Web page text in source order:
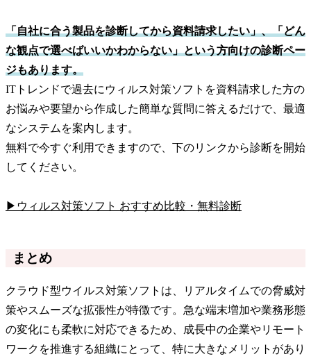
「自社に合う製品を診断してから資料請求したい」、「どん
な観点で選べばいいかわからない」という方向けの診断ペー
ジもあります。
ITトレンドで過去にウィルス対策ソフトを資料請求した方の
お悩みや要望から作成した簡単な質問に答えるだけで、最適
なシステムを案内します。
無料で今すぐ利用できますので、下のリンクから診断を開始
してください。
▶ウィルス対策ソフト おすすめ比較・無料診断
まとめ
クラウド型ウイルス対策ソフトは、リアルタイムでの脅威対
策やスムーズな拡張性が特徴です。急な端末増加や業務形態
の変化にも柔軟に対応できるため、成長中の企業やリモート
ワークを推進する組織にとって、特に大きなメリットがあり